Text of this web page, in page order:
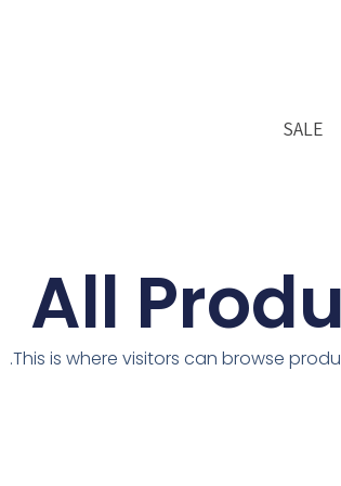
SALE
All
This is where visitors can browse